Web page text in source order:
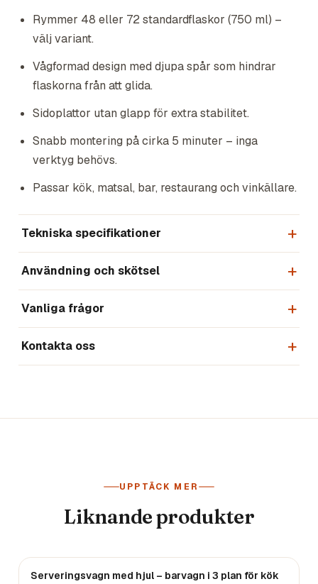
Rymmer 48 eller 72 standardflaskor (750 ml) –
välj variant.
Vågformad design med djupa spår som hindrar
flaskorna från att glida.
Sidoplattor utan glapp för extra stabilitet.
Snabb montering på cirka 5 minuter – inga
verktyg behövs.
Passar kök, matsal, bar, restaurang och vinkällare.
Tekniska specifikationer
Användning och skötsel
Vanliga frågor
Kontakta oss
UPPTÄCK MER
Liknande produkter
Endast3kvar
Serveringsvagn med hjul – barvagn i 3 plan för kök